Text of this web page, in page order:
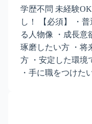
学歴不問 未経験
し！ 【必須】 ・
る人物像 ・成長意
琢磨したい方 ・将
方 ・安定した環境
・手に職をつけた